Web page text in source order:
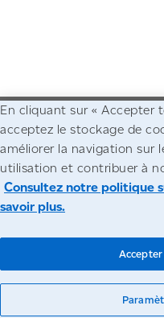
Allez à la page
Accessibilité Avis
En cliquant sur « Accepter
acceptez le stockage de
améliorer la navigation sur
utilisation et contribuer à
Consultez notre politique
savoir plus.